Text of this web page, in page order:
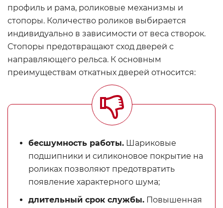
профиль и рама, роликовые механизмы и
стопоры. Количество роликов выбирается
индивидуально в зависимости от веса створок.
Стопоры предотвращают сход дверей с
направляющего рельса. К основным
преимуществам откатных дверей относится:
бесшумность работы. Шариковые
подшипники и силиконовое покрытие на
роликах позволяют предотвратить
появление характерного шума;
длительный срок службы. Повышенная